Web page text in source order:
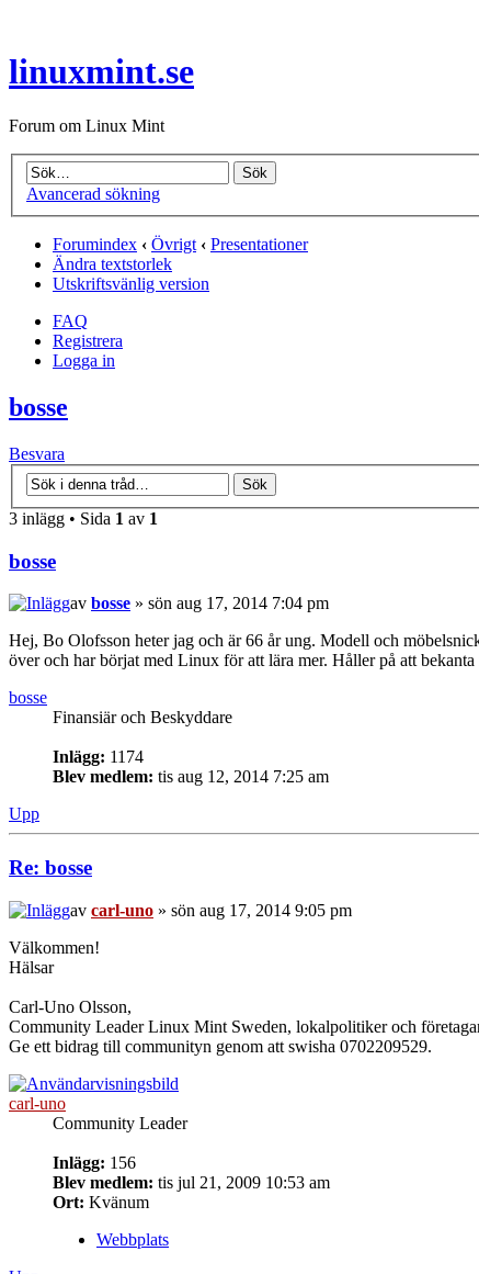
linuxmint.se
Forum om Linux Mint
Avancerad sökning
Forumindex ‹ Övrigt ‹ Presentationer
Ändra textstorlek
Utskriftsvänlig version
FAQ
Registrera
Logga in
bosse
Besvara
3 inlägg • Sida 1 av 1
bosse
av bosse » sön aug 17, 2014 7:04 pm
Hej, Bo Olofsson heter jag och är 66 år ung. Modell och
över och har börjat med Linux för att lära mer. Håller på att
bosse
Finansiär och Beskyddare
Inlägg: 1174
Blev medlem: tis aug 12, 2014 7:25 am
Upp
Re: bosse
av carl-uno » sön aug 17, 2014 9:05 pm
Välkommen!
Hälsar
Carl-Uno Olsson,
Community Leader Linux Mint Sweden, lokalpolitiker och
Ge ett bidrag till communityn genom att swisha 0702209529.
carl-uno
Community Leader
Inlägg: 156
Blev medlem: tis jul 21, 2009 10:53 am
Ort: Kvänum
Webbplats